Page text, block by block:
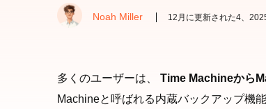
Noah Miller 12月に更新された4、
多くのユーザーは、 Time Machineから
Machineと呼ばれる内蔵バックアップ機